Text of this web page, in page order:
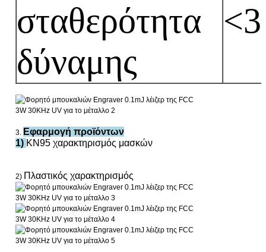
σταθερότητα
δύναμης
3.
Εφαρμογή προϊόντων
1) KN95 χαρακτηρισμός μασκών
2) Πλαστικός χαρακτηρισμός